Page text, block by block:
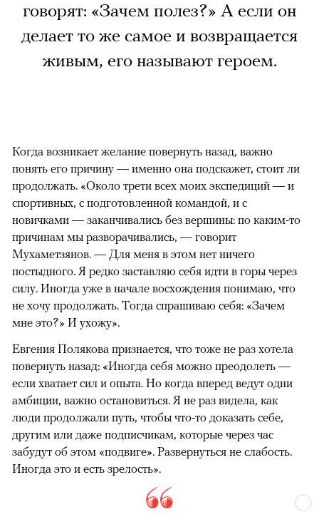
говорят: «Зачем полез?» А если он
делает то же самое и возвращается
живым, его называют героем.
Когда возникает желание повернуть назад, важно
понять его причину — именно она подскажет, стоит ли
продолжать. «Около трети всех моих экспедиций — и
спортивных, с подготовленной командой, и с
новичками — заканчивались без вершины: по каким-то
причинам мы разворачивались, — говорит
Мухаметзянов. — Для меня в этом нет ничего
постыдного. Я редко заставляю себя идти в горы через
силу. Иногда уже в начале восхождения понимаю, что
не хочу продолжать. Тогда спрашиваю себя: «Зачем
мне это?» И ухожу».
Евгения Полякова признается, что тоже не раз хотела
повернуть назад: «Иногда себя можно преодолеть —
если хватает сил и опыта. Но когда вперед ведут одни
амбиции, важно остановиться. Я не раз видела, как
люди продолжали путь, чтобы что-то доказать себе,
другим или даже подписчикам, которые через час
забудут об этом «подвиге». Развернуться не слабость.
Иногда это и есть зрелость».